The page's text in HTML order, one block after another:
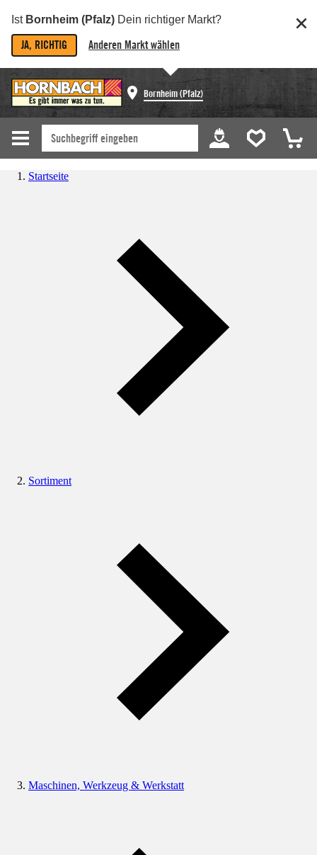
Ist Bornheim (Pfalz) Dein richtiger Markt?
JA, RICHTIG Anderen Markt wählen
Bornheim (Pfalz)
Startseite
Sortiment
Maschinen, Werkzeug & Werkstatt